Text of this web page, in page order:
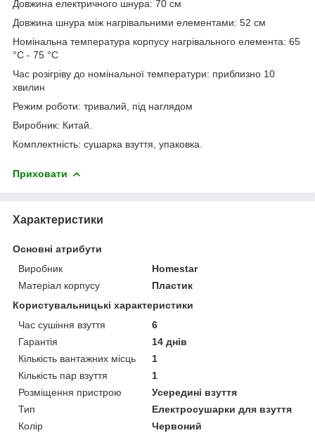
Довжина електричного шнура: 70 см
Довжина шнура між нагрівальними елементами: 52 см
Номінальна температура корпусу нагрівального елемента: 65
°С - 75 °С
Час розігріву до номінальної температури: приблизно 10
хвилин
Режим роботи: тривалий, під наглядом
Виробник: Китай.
Комплектність: сушарка взуття, упаковка.
Приховати
Характеристики
Основні атрибути
Виробник
Homestar
Матеріал корпусу
Пластик
Користувальницькі характеристики
Час сушіння взуття
6
Гарантія
14 днів
Кількість вантажних місць
1
Кількість пар взуття
1
Розміщення пристрою
Усередині взуття
Тип
Електросушарки для взуття
Колір
Червоний